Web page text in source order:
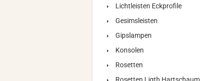
Lichtleisten Eckprofile
Gesimsleisten
Gipslampen
Konsolen
Rosetten